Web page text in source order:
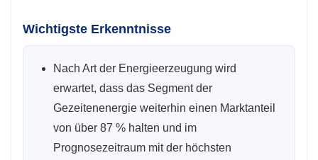
Wichtigste Erkenntnisse
Nach Art der Energieerzeugung wird
erwartet, dass das Segment der
Gezeitenenergie weiterhin einen Marktanteil
von über 87 % halten und im
Prognosezeitraum mit der höchsten